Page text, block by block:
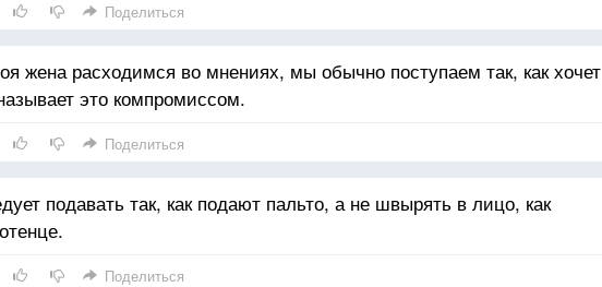
Поделиться
жена расходимся во мнениях, мы обычно поступаем так, как хочет
это компромиссом.
Поделиться
подавать так, как подают пальто, а не швырять в лицо, как
Поделиться